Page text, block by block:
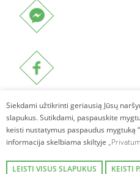
Siekdami užtikrinti geriausią Jūsų
slapukus. Sutikdami, paspauskite
keisti nustatymus paspaudus mygtuką
informacija skelbiama skiltyje
LEISTI VISUS SLAPUKUS KEISTI